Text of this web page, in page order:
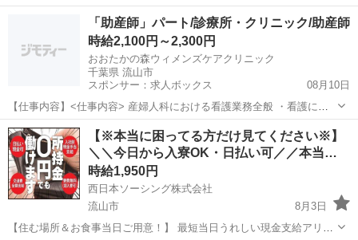
所】です。 Wワーク・副業として 企業や飲食店等の店舗に対して 名
刺印刷の開拓営業 を行っていただける方を募集しています。 今のあ
営業 スタッフ
「助産師」パート/診療所・クリニック/助産師
時給2,100円～2,300円
おおたかの森ウィメンズケアクリニック
千葉県 流山市
スポンサー：求人ボックス
08月10日
【仕事内容】<仕事内容> 産婦人科における看護業務全般 ・看護に付
随する業務 ・分娩管理助産師補助、帝王切開術後管理、産褥・新生児
ケア <求人PR> おおたかの森ウィメンズケアクリニックは、つくばエ
クスプレス「流山おおたかの森」駅...
アルバイト・パート
【※本当に困ってる方だけ見てください※】
＼＼今日から入寮OK・日払い可／／本当…
時給1,950円
西日本ソーシング株式会社
流山市
8月3日
【住む場所＆お食事当日ご用意！】 最短当日うれしい現金支給アリ！